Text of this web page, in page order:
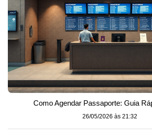
Como Agendar Passaporte: Guia
26/05/2026 às 21:32